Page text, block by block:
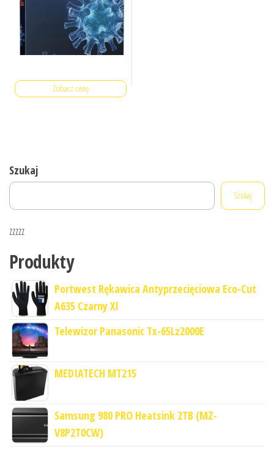
Zobacz cenę
Szukaj
Szukaj
zzzzz
Produkty
Portwest Rękawica Antyprzecięciowa Eco-Cut
A635 Czarny Xl
Telewizor Panasonic Tx-65Lz2000E
MEDIATECH MT215
Samsung 980 PRO Heatsink 2TB (MZ-
V8P2T0CW)